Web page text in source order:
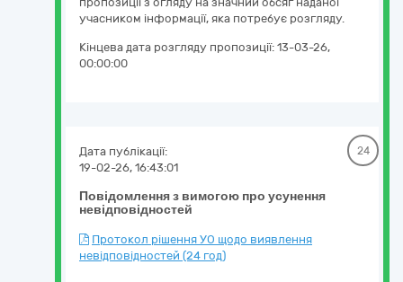
учасником інформації, яка потребує розгляду.
Кінцева дата розгляду пропозиції: 13-03-26,
00:00:00
Повідомлення з вимогою про усунення
невідповідностей
Дата публікації:
19-02-26, 16:43:01
24
Протокол рішення УО щодо виявлення
невідповідностей (24 год)